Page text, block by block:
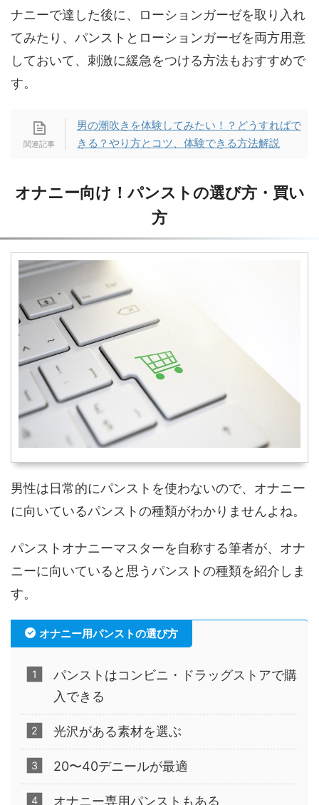
ナニーで達した後に、ローションガーゼを取り入れ
てみたり、パンストとローションガーゼを両方用意
しておいて、刺激に緩急をつける方法もおすすめで
す。
男の潮吹きを体験してみたい！？どうすればで
きる？やり方とコツ、体験できる方法解説
オナニー向け！パンストの選び方・買い
方
男性は日常的にパンストを使わないので、オナニー
に向いているパンストの種類がわかりませんよね。
パンストオナニーマスターを自称する筆者が、オナ
ニーに向いていると思うパンストの種類を紹介しま
す。
オナニー用パンストの選び方
パンストはコンビニ・ドラッグストアで購
入できる
光沢がある素材を選ぶ
20〜40デニールが最適
オナニー専用パンストもある